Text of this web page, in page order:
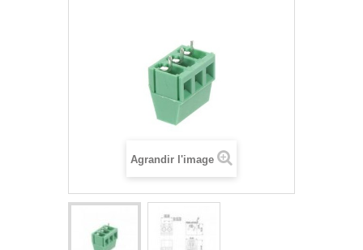
Agrandir l'image